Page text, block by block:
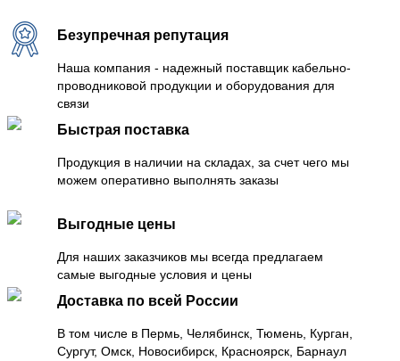
Безупречная репутация
Наша компания - надежный поставщик кабельно-
проводниковой продукции и оборудования для
связи
Быстрая поставка
Продукция в наличии на складах, за счет чего мы
можем оперативно выполнять заказы
Выгодные цены
Для наших заказчиков мы всегда предлагаем
самые выгодные условия и цены
Доставка по всей России
В том числе в Пермь, Челябинск, Тюмень, Курган,
Сургут, Омск, Новосибирск, Красноярск, Барнаул